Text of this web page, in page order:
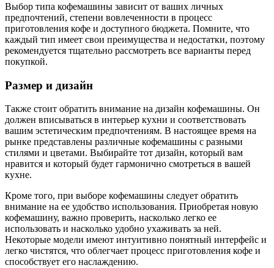
Выбор типа кофемашины зависит от ваших личных
предпочтений, степени вовлеченности в процесс
приготовления кофе и доступного бюджета. Помните, что
каждый тип имеет свои преимущества и недостатки, поэтому
рекомендуется тщательно рассмотреть все варианты перед
покупкой.
Размер и дизайн
Также стоит обратить внимание на дизайн кофемашины. Он
должен вписываться в интерьер кухни и соответствовать
вашим эстетическим предпочтениям. В настоящее время на
рынке представлены различные кофемашины с разными
стилями и цветами. Выбирайте тот дизайн, который вам
нравится и который будет гармонично смотреться в вашей
кухне.
Кроме того, при выборе кофемашины следует обратить
внимание на ее удобство использования. Приобретая новую
кофемашину, важно проверить, насколько легко ее
использовать и насколько удобно ухаживать за ней.
Некоторые модели имеют интуитивно понятный интерфейс и
легко чистятся, что облегчает процесс приготовления кофе и
способствует его наслаждению.